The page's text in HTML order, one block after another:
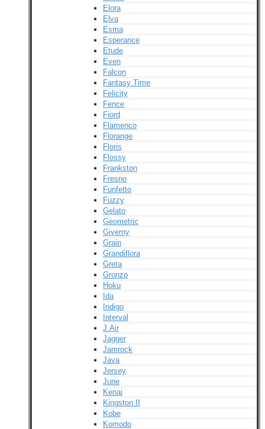
Elora
Elva
Esma
Esperance
Etude
Even
Falcon
Fantasy Time
Felicity
Fence
Fiord
Flamenco
Florange
Floris
Flossy
Frankston
Fresno
Funfetto
Fuzzy
Gelato
Geometric
Giverny
Grain
Grandiflora
Greta
Gronzo
Hoku
Ida
Indigo
Interval
J.Air
Jagger
Jamrock
Java
Jersey
June
Kenai
Kingston II
Kobe
Komodo